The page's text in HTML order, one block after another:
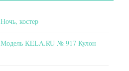
Ночь, костер
Модель KELA.RU № 917 Кулон